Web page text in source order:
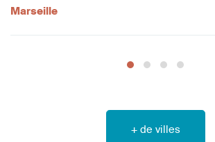
Marseille
+ de villes